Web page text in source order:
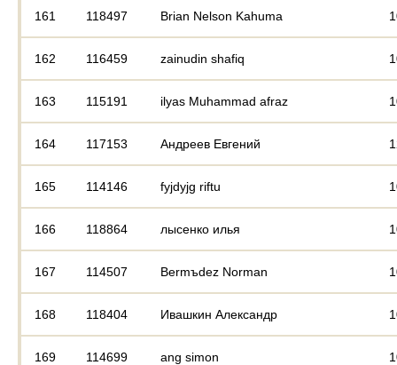
161 118497 Brian Nelson Kahuma
162 116459 zainudin shafiq
163 115191 ilyas Muhammad afraz
164 117153 Андреев Евгений
165 114146 fyjdyjg riftu
166 118864 лысенко илья
167 114507 Bermъdez Norman
168 118404 Ивашкин Александр
169 114699 ang simon